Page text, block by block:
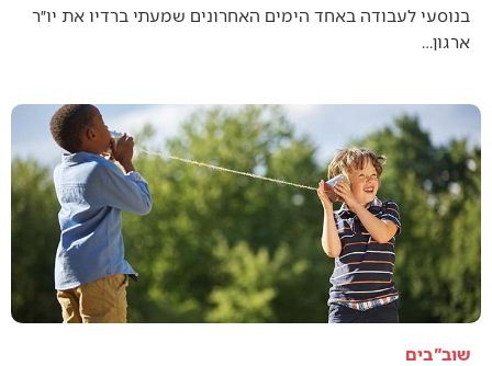
בנוסעי לעבודה באחד הימים האחרונים שמעתי ברדיו את יו״ר
ארגון…
שוב"בים